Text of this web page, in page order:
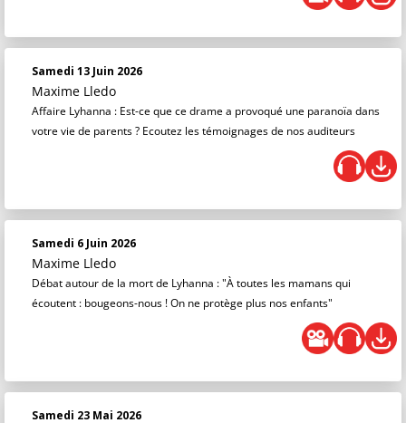
Samedi 13 Juin 2026
Maxime Lledo
Affaire Lyhanna : Est-ce que ce drame a provoqué une paranoïa dans
votre vie de parents ? Ecoutez les témoignages de nos auditeurs
Samedi 6 Juin 2026
Maxime Lledo
Débat autour de la mort de Lyhanna : "À toutes les mamans qui
écoutent : bougeons-nous ! On ne protège plus nos enfants"
Samedi 23 Mai 2026